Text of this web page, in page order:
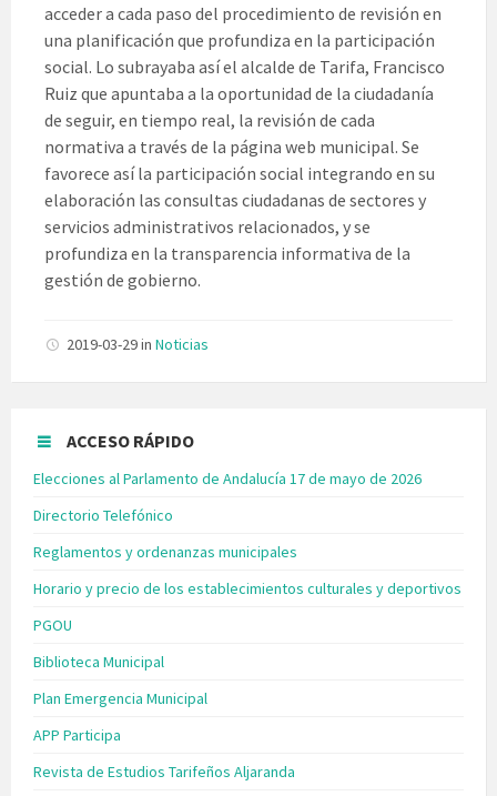
acceder a cada paso del procedimiento de revisión en
una planificación que profundiza en la participación
social. Lo subrayaba así el alcalde de Tarifa, Francisco
Ruiz que apuntaba a la oportunidad de la ciudadanía
de seguir, en tiempo real, la revisión de cada
normativa a través de la página web municipal. Se
favorece así la participación social integrando en su
elaboración las consultas ciudadanas de sectores y
servicios administrativos relacionados, y se
profundiza en la transparencia informativa de la
gestión de gobierno.
2019-03-29in Noticias
ACCESO RÁPIDO
Elecciones al Parlamento de Andalucía 17 de mayo de 2026
Directorio Telefónico
Reglamentos y ordenanzas municipales
Horario y precio de los establecimientos culturales y deportivos
PGOU
Biblioteca Municipal
Plan Emergencia Municipal
APP Participa
Revista de Estudios Tarifeños Aljaranda